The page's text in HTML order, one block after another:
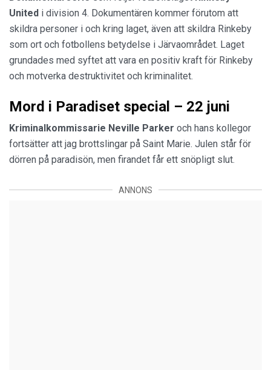
United i division 4. Dokumentären kommer förutom att
skildra personer i och kring laget, även att skildra Rinkeby
som ort och fotbollens betydelse i Järvaområdet. Laget
grundades med syftet att vara en positiv kraft för Rinkeby
och motverka destruktivitet och kriminalitet.
Mord i Paradiset special – 22 juni
Kriminalkommissarie Neville Parker och hans kollegor
fortsätter att jag brottslingar på Saint Marie. Julen står för
dörren på paradisön, men firandet får ett snöpligt slut.
ANNONS